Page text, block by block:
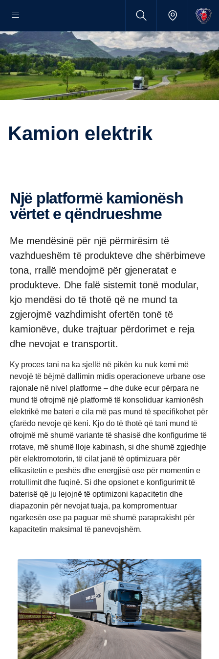
Kamion elektrik
Një platformë kamionësh
vërtet e qëndrueshme
Me mendësinë për një përmirësim të
vazhdueshëm të produkteve dhe shërbimeve
tona, rrallë mendojmë për gjeneratat e
produkteve. Dhe falë sistemit tonë modular,
kjo mendësi do të thotë që ne mund ta
zgjerojmë vazhdimisht ofertën tonë të
kamionëve, duke trajtuar përdorimet e reja
dhe nevojat e transportit.
Ky proces tani na ka sjellë në pikën ku nuk kemi më
nevojë të bëjmë dallimin midis operacioneve urbane ose
rajonale në nivel platforme – dhe duke ecur përpara ne
mund të ofrojmë një platformë të konsoliduar kamionësh
elektrikë me bateri e cila më pas mund të specifikohet për
çfarëdo nevoje që keni. Kjo do të thotë që tani mund të
ofrojmë më shumë variante të shasisë dhe konfigurime të
rrotave, më shumë lloje kabinash, si dhe shumë zgjedhje
për elektromotorin, të cilat janë të optimizuara për
efikasitetin e peshës dhe energjisë ose për momentin e
rrotullimit dhe fuqinë. Si dhe opsionet e konfigurimit të
baterisë që ju lejojnë të optimizoni kapacitetin dhe
diapazonin për nevojat tuaja, pa kompromentuar
ngarkesën ose pa paguar më shumë paraprakisht për
kapacitetin maksimal të panevojshëm.